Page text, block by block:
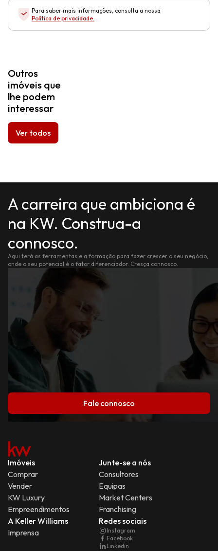
Para saber mais informações, consulta a nossa
Política de privacidade.
Outros
imóveis que
lhe podem
interessar
Ver todos
A carreira que ambiciona é
na KW. Construa-a
connosco.
Aqui terá as ferramentas e a formação para fazer crescer o seu negócio,
onde o seu potencial é o fator diferenciador. Cresça connosco.
Fale connosco
Imóveis
Comprar
Vender
KW Luxury
Empreendimentos
Junte-se a nós
Consultores
Equipas
Market Centers
Franchising
A Keller Williams
Imprensa
Redes sociais
Instagram
Facebook
Linkedin